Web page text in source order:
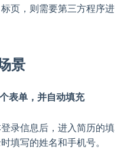
页，则需要第三方程序进
景
表单，并自动填充
录信息后，进入简历的填
填写的姓名和手机号。